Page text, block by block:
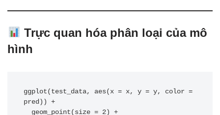
Trực quan hóa phân loại của mô
hình
ggplot(test_data, aes(x = x, y = y, color =
pred)) +